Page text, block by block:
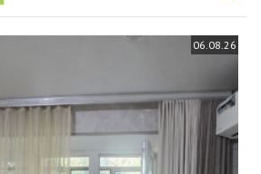
06.08.26